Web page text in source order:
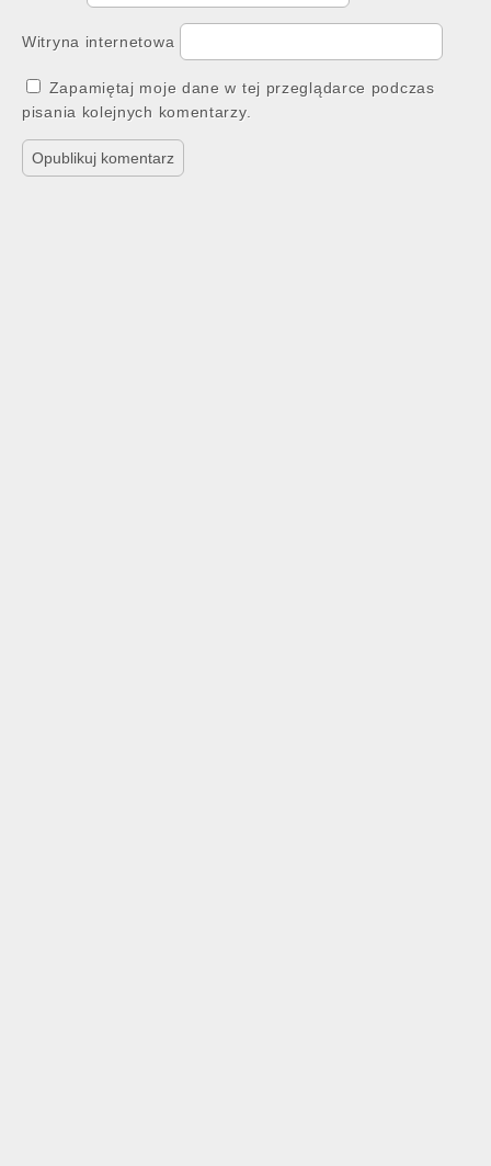
Witryna internetowa
Zapamiętaj moje dane w tej przeglądarce podczas
pisania kolejnych komentarzy.